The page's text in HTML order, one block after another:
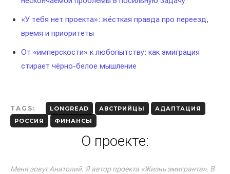
«У тебя нет проекта»: жёсткая правда про переезд,
время и приоритеты
От «имперскости» к любопытству: как эмиграция
стирает чёрно-белое мышление
TAGS: LONGREAD АВСТРИЙЦЫ
АДАПТАЦИЯ
РОССИЯ
ФИНАНСЫ
О проекте:
Меня зовут Анатолий. Я автор проекта «Жизнь эмигранта». В